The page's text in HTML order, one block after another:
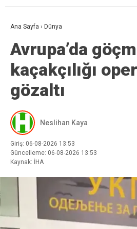
Ana Sayfa › Dünya
Avrupa’da
kaçakçılığı
gözaltı
Neslihan Kaya
Giriş: 06-08-2026 13:53
Güncelleme: 06-08-2026 13:53
Kaynak: İHA